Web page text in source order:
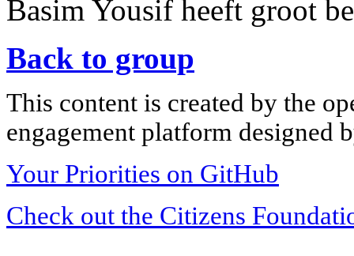
Basim Yousif heeft groot
Back to group
This content is created by the
engagement platform designed
Your Priorities on GitHub
Check out the Citizens